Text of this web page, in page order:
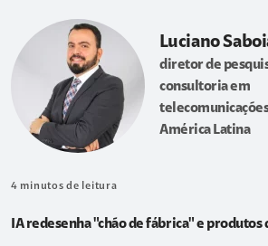
Luciano
diretor de
consultoria em
América Latina
4 minutos de leitura
IA redesenha "chão de fábrica" e produtos